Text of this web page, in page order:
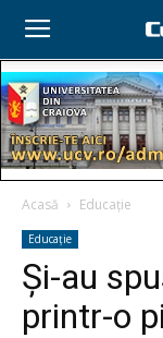
Acasă Educație
Educație
Şi-au
printr-o